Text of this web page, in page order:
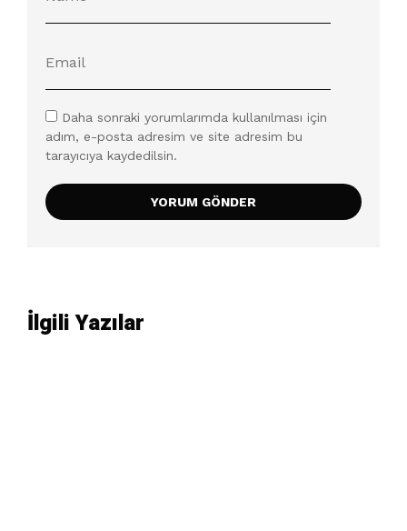
Daha sonraki yorumlarımda kullanılması için
adım, e-posta adresim ve site adresim bu
tarayıcıya kaydedilsin.
İlgili Yazılar